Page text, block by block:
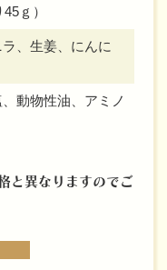
ｇ）
、生姜、にんに
、動物性油、アミノ
と異なりますのでご